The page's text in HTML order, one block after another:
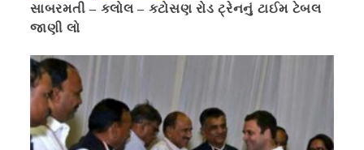
સાબરમતી – કલોલ – કટોસણ રોડ ટ્રેનનું ટાઈમ ટેબલ
જાણી લો